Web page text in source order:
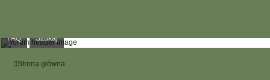
FAQ Szukaj
Strona główna